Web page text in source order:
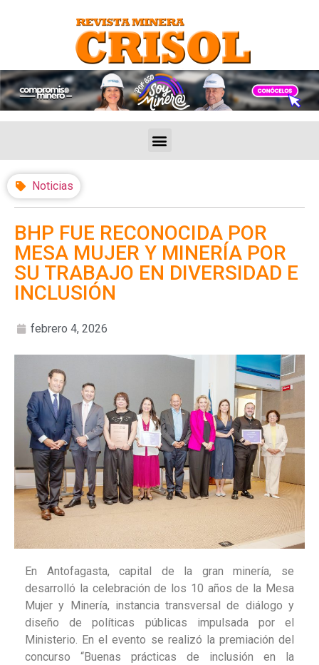
Noticias
BHP FUE RECONOCIDA POR
MESA MUJER Y MINERÍA POR
SU TRABAJO EN DIVERSIDAD E
INCLUSIÓN
febrero 4, 2026
En Antofagasta, capital de la gran minería, se
desarrolló la celebración de los 10 años de la Mesa
Mujer y Minería, instancia transversal de diálogo y
diseño de políticas públicas impulsada por el
Ministerio. En el evento se realizó la premiación del
concurso “Buenas prácticas de inclusión en la